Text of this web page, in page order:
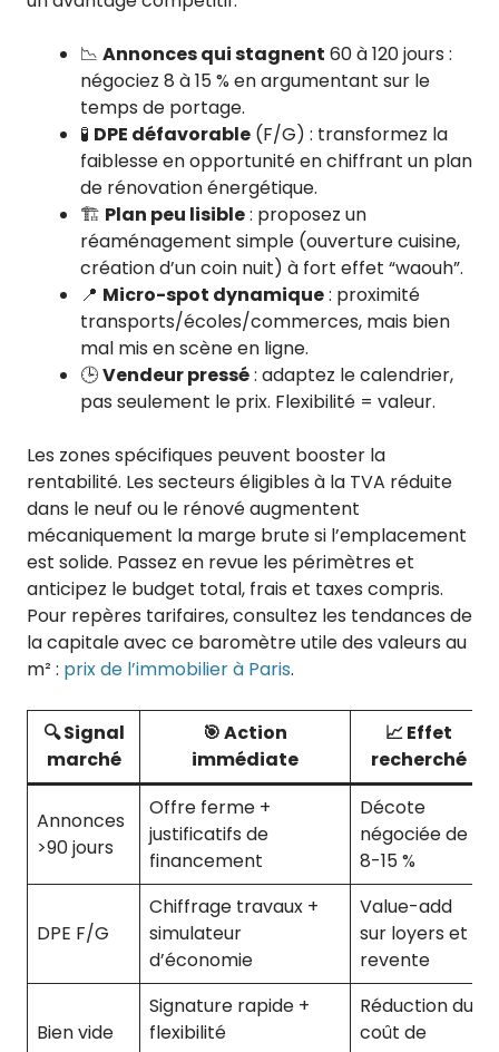
📉 Annonces qui stagnent 60 à 120 jours :
négociez 8 à 15 % en argumentant sur le
temps de portage.
🧪 DPE défavorable (F/G) : transformez la
faiblesse en opportunité en chiffrant un plan
de rénovation énergétique.
🏗️ Plan peu lisible: proposez un
réaménagement simple (ouverture cuisine,
création d’un coin nuit) à fort effet “waouh”.
📍 Micro-spot dynamique: proximité
transports/écoles/commerces, mais bien
mal mis en scène en ligne.
🕒Vendeur pressé: adaptez le calendrier,
pas seulement le prix. Flexibilité = valeur.
Les zones spécifiques peuvent booster la
rentabilité. Les secteurs éligibles à la TVA réduite
dans le neuf ou le rénové augmentent
mécaniquement la marge brute si l’emplacement
est solide. Passez en revue les périmètres et
anticipez le budget total, frais et taxes compris.
Pour repères tarifaires, consultez les tendances de
la capitale avec ce baromètre utile des valeurs au
m² : prix de l’immobilier à Paris.
🔍 Signal
marché
🎯 Action
immédiate
📈 Effet
recherché
Annonces
>90 jours
Offre ferme +
justificatifs de
financement
Décote
négociée de
8-15 %
DPE F/G
Chiffrage travaux +
simulateur
d’économie
Value-add
sur loyers et
revente
Bien vide
Signature rapide +
flexibilité
Réduction du
coût de